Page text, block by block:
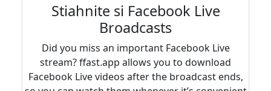
Stiahnite si Facebook Live
Broadcasts
Did you miss an important Facebook Live
stream? ffast.app allows you to download
Facebook Live videos after the broadcast ends,